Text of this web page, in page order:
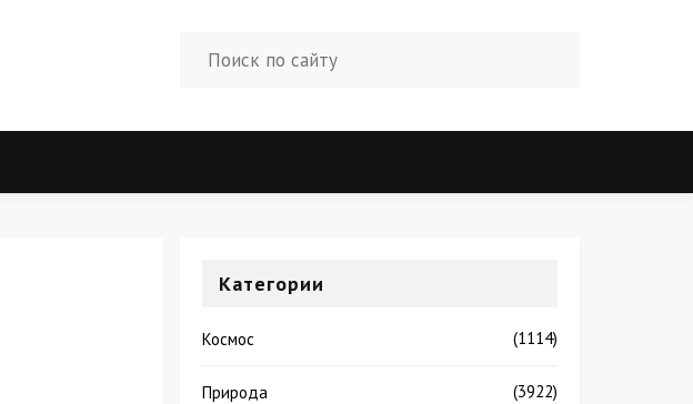
Категории
Космос (1114)
Природа (3922)